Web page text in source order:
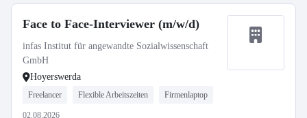
Face to Face-Interviewer (m/w/d)
infas Institut für angewandte Sozialwissenschaft
GmbH
Hoyerswerda
Freelancer Flexible Arbeitszeiten Firmenlaptop
02.08.2026